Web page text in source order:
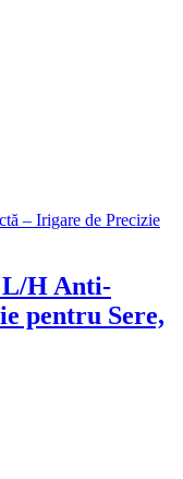
L/H Anti-
pentru Sere,